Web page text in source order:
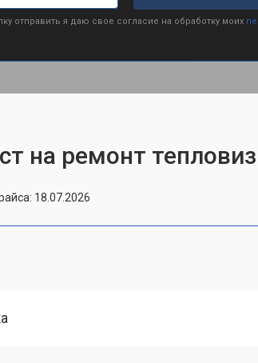
отправить я даю свое согласие на обработку моих
на ремонт
18.07.2026